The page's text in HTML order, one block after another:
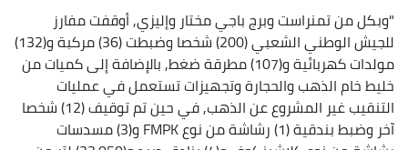
"وبكل من تمنراست وبرج باجي مختار وإليزي, أوقفت مفارز
للجيش الوطني الشعبي (200) شخصا وضبطت (36) مركبة و(132)
مولدات كهربائية و(107) مطرقة ضغط, بالإضافة إلى كميات من
خليط خام الذهب والحجارة وتجهيزات تستعمل في عمليات
التنقيب غير المشروع عن الذهب, في حين تم توقيف (12) شخصا
آخر وضبط بندقية (1) رشاشة من نوع FMPK و(3) مسدسات